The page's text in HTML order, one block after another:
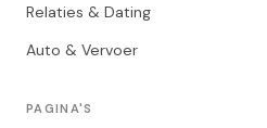
Relaties & Dating
Auto & Vervoer
PAGINA'S